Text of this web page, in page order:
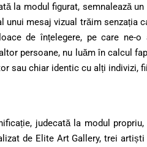
la modul figurat, semnalează
unui mesaj vizual trăim senzația
de înțelegere, pe care ne-
persoane, nu luăm în calcul
sau chiar identic cu alți indivizi,
judecată la modul
de Elite Art Gallery, trei